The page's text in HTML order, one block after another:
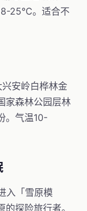
25℃。适合不
安岭白桦林金
家森林公园层林
。气温10-
入「雪原模
探险旅行者。